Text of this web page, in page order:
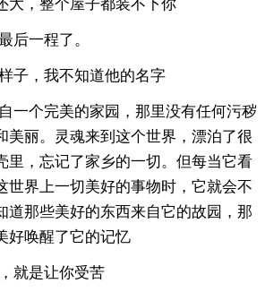
大，整个屋子都装不下你
后一程了。
子，我不知道他的名字
一个完美的家园，那里没有任何污秽
美丽。灵魂来到这个世界，漂泊了很
里，忘记了家乡的一切。但每当它看
世界上一切美好的事物时，它就会不
道那些美好的东西来自它的故园，那
好唤醒了它的记忆
就是让你受苦